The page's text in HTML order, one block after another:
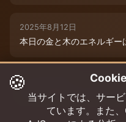
2025年8月12日
本日の金と木のエネルギ
2025年8月9日
木と木が寄り添う今日、
🍪
当サイトでは、サー
ています。また